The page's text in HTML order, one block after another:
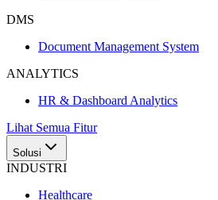
DMS
Document Management System
ANALYTICS
HR & Dashboard Analytics
Lihat Semua Fitur
Solusi
INDUSTRI
Healthcare